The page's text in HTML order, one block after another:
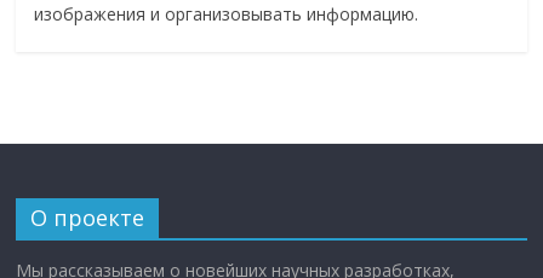
изображения и организовывать информацию.
О проекте
Мы рассказываем о новейших научных разработках,